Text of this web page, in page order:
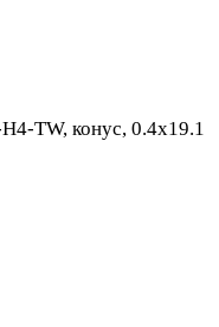
TW, конус, 0.4х19.1